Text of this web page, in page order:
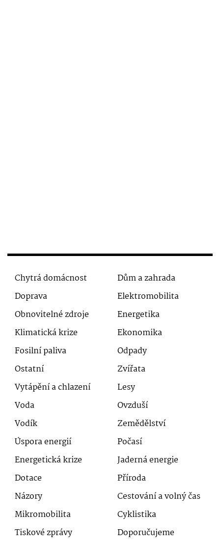
Chytrá domácnost
Dům a zahrada
Doprava
Elektromobilita
Obnovitelné zdroje
Energetika
Klimatická krize
Ekonomika
Fosilní paliva
Odpady
Ostatní
Zvířata
Vytápění a chlazení
Lesy
Voda
Ovzduší
Vodík
Zemědělství
Úspora energií
Počasí
Energetická krize
Jaderná energie
Dotace
Příroda
Názory
Cestování a volný čas
Mikromobilita
Cyklistika
Tiskové zprávy
Doporučujeme